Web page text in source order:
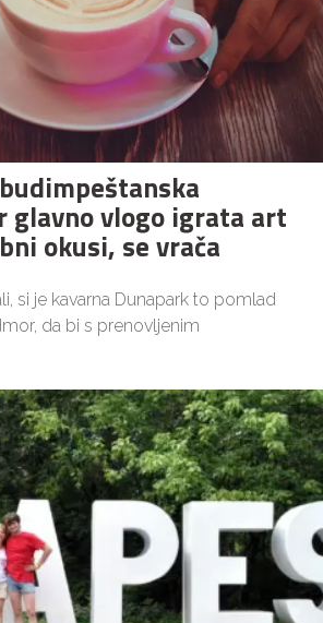
glavno vlogo igrata art
okusi, se vrača
si je kavarna Dunapark to pomlad
da bi s prenovljenim